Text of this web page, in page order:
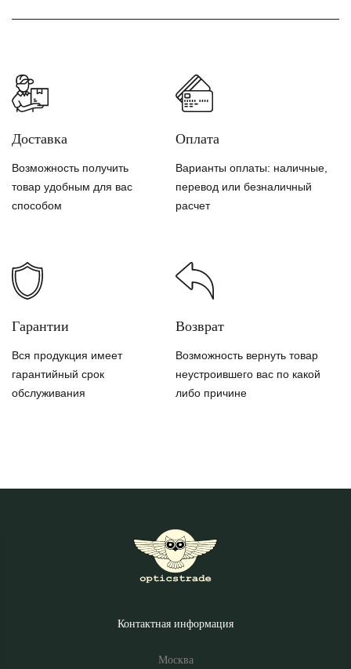
Доставка
Возможность получить
товар удобным для вас
способом
Оплата
Варианты оплаты: наличные,
перевод или безналичный
расчет
Гарантии
Вся продукция имеет
гарантийный срок
обслуживания
Возврат
Возможность вернуть товар
неустроившего вас по какой
либо причине
Контактная информация
Москва